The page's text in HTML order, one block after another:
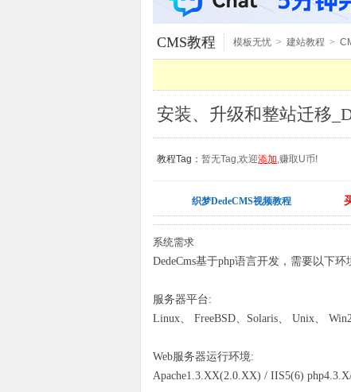
CMS教程 模板无忧 > 建站教程 >
安装、升级和整站迁移
教程Tag： 暂无Tag,欢迎添加,赚取U币!
织梦DedeCMS视频教程
系统需求
DedeCms基于php语言开发，需要以下环
服务器平台:
Linux、 FreeBSD、Solaris、 Unix、
Web服务器运行环境:
Apache1.3.XX(2.0.XX) / IIS5(6)